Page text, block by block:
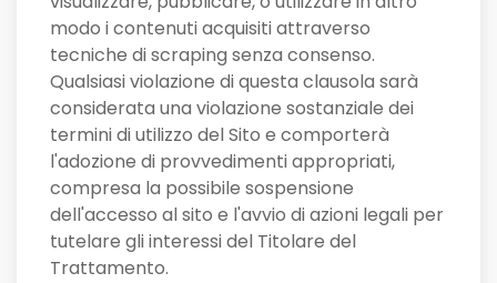
modo i contenuti acquisiti attraverso
tecniche di scraping senza consenso.
Qualsiasi violazione di questa clausola sarà
considerata una violazione sostanziale dei
termini di utilizzo del Sito e comporterà
l'adozione di provvedimenti appropriati,
compresa la possibile sospensione
dell'accesso al sito e l'avvio di azioni legali per
tutelare gli interessi del Titolare del
Trattamento.